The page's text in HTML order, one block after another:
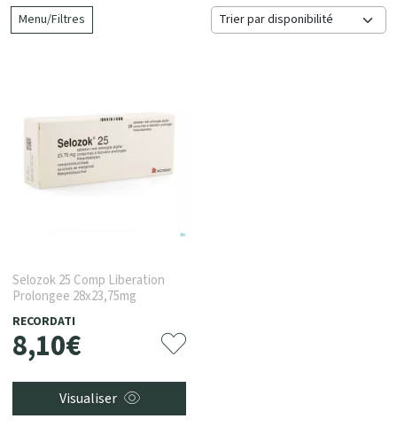
Menu/Filtres
Selozok 25 Comp Liberation
Prolongee 28x23,75mg
RECORDATI
8,10€
Visualiser